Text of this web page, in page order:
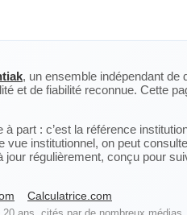
, un ensemble indépendant de
et de fiabilité reconnue. Cette
part : c’est la référence
vue institutionnel, on peut
régulièrement, conçu pour
Calculatrice.com